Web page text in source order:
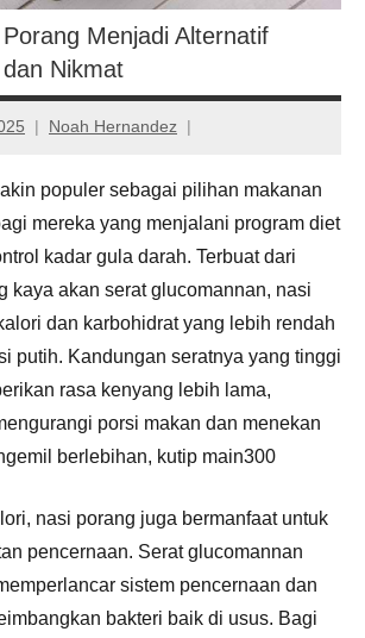
Menjadi Alternatif
Nikmat
Noah Hernandez
populer sebagai pilihan makanan
mereka yang menjalani program diet
kadar gula darah. Terbuat dari
kaya akan serat glucomannan, nasi
dan karbohidrat yang lebih rendah
putih. Kandungan seratnya yang tinggi
rasa kenyang lebih lama,
porsi makan dan menekan
berlebihan, kutip main300
nasi porang juga bermanfaat untuk
pencernaan. Serat glucomannan
sistem pencernaan dan
bakteri baik di usus. Bagi